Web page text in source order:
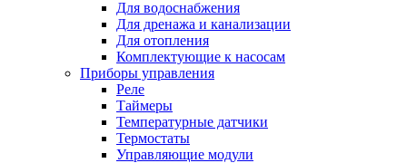
Для водоснабжения
Для дренажа и канализации
Для отопления
Комплектующие к насосам
Приборы управления
Реле
Таймеры
Температурные датчики
Термостаты
Управляющие модули